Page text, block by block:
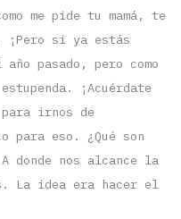
me pide tu mamá, te
si ya estás
pasado, pero como
¡Acuérdate
irnos de
para eso. ¿Qué son
donde nos alcance la
La idea era hacer el